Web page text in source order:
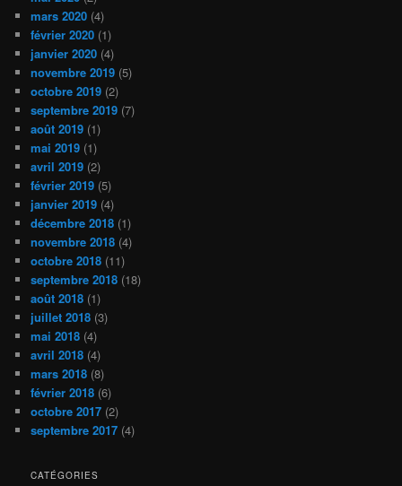
mars 2020 (4)
février 2020 (1)
janvier 2020 (4)
novembre 2019 (5)
octobre 2019 (2)
septembre 2019 (7)
août 2019 (1)
mai 2019 (1)
avril 2019 (2)
février 2019 (5)
janvier 2019 (4)
décembre 2018 (1)
novembre 2018 (4)
octobre 2018 (11)
septembre 2018 (18)
août 2018 (1)
juillet 2018 (3)
mai 2018 (4)
avril 2018 (4)
mars 2018 (8)
février 2018 (6)
octobre 2017 (2)
septembre 2017 (4)
CATÉGORIES